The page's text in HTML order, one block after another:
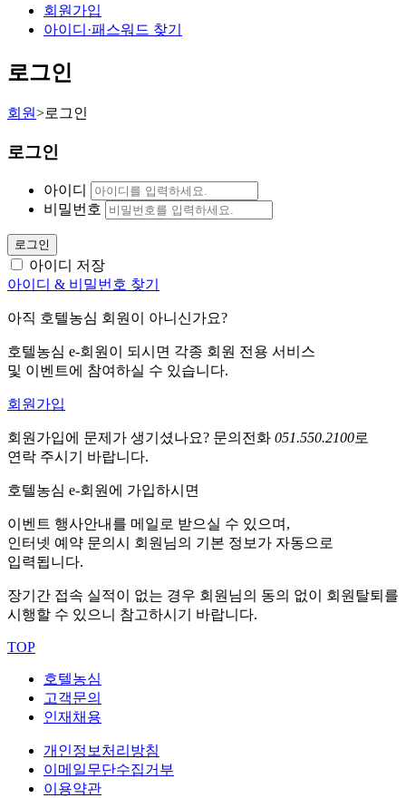
회원가입
아이디·패스워드 찾기
로그인
회원>로그인
로그인
아이디
비밀번호
로그인
아이디 저장
아이디 & 비밀번호 찾기
아직 호텔농심 회원이 아니신가요?
호텔농심 e-회원이 되시면 각종 회원 전용 서비스
및 이벤트에 참여하실 수 있습니다.
회원가입
회원가입에 문제가 생기셨나요? 문의전화 051.550.2100로
연락 주시기 바랍니다.
호텔농심 e-회원에 가입하시면
이벤트 행사안내를 메일로 받으실 수 있으며,
인터넷 예약 문의시 회원님의 기본 정보가 자동으로
입력됩니다.
장기간 접속 실적이 없는 경우 회원님의 동의 없이 회원탈퇴를
시행할 수 있으니 참고하시기 바랍니다.
TOP
호텔농심
고객문의
인재채용
개인정보처리방침
이메일무단수집거부
이용약관